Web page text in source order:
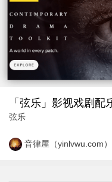
弦乐
音律屋（yinlvwu.com）